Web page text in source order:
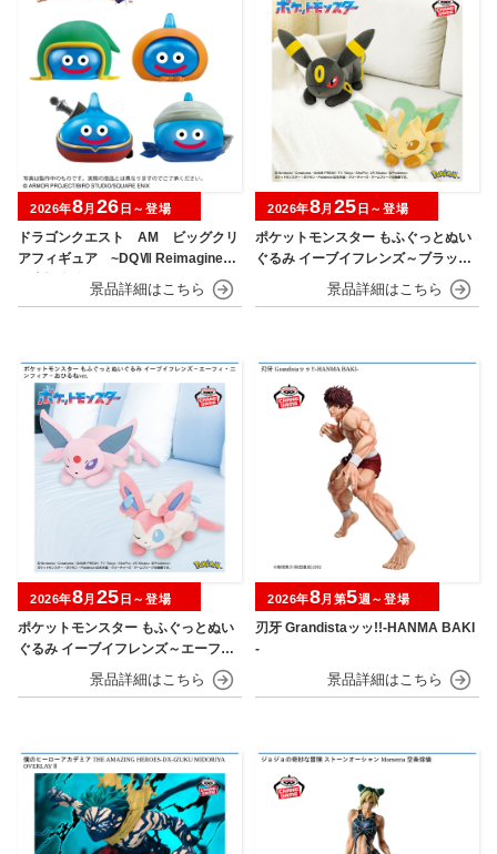
ドラゴンクエスト AM ビッグクリ
アフィギュア ~DQⅦ Reimagined
発売記念編~
2026年8月 26 日～登場
ポケットモンスター もふぐっとぬい
ぐるみ イーブイフレンズ～ブラッキ
ー・リーフィア～おひるねver.
2026年8月 25 日～登場
ポケットモンスター もふぐっとぬい
ぐるみ イーブイフレンズ～エーフ
ィ・ニンフィア～おひるねver.
2026年8月 25 日～登場
刃牙 Grandistaッッ!!-HANMA BAKI
-
2026年8月第5週～登場